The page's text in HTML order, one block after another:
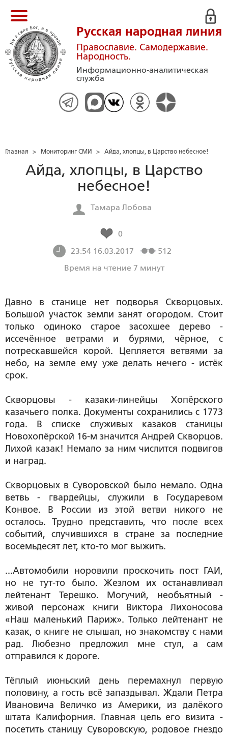
Русская народная линия
Православие. Самодержавие.
Народность.
Информационно-аналитическая
служба
Главная > Мониторинг СМИ > Айда, хлопцы, в Царство небесное!
Айда, хлопцы, в Царство
небесное!
Тамара Лобова
0
23:54 16.03.2017
512
Время на чтение 7 минут
Давно в станице нет подворья Скворцовых.
Большой участок земли занят огородом. Стоит
только одиноко старое засохшее дерево -
иссечённое ветрами и бурями, чёрное, с
потрескавшейся корой. Цепляется ветвями за
небо, на земле ему уже делать нечего - истёк
срок.
Скворцовы - казаки-линейцы Хопёрского
казачьего полка. Документы сохранились с 1773
года. В списке служивых казаков станицы
Новохопёрской 16-м значится Андрей Скворцов.
Лихой казак! Немало за ним числится подвигов
и наград.
Скворцовых в Суворовской было немало. Одна
ветвь - гвардейцы, служили в Государевом
Конвое. В России из этой ветви никого не
осталось. Трудно представить, что после всех
событий, случившихся в стране за последние
восемьдесят лет, кто-то мог выжить.
...Автомобили норовили проскочить пост ГАИ,
но не тут-то было. Жезлом их останавливал
лейтенант Терешко. Могучий, необъятный -
живой персонаж книги Виктора Лихоносова
«Наш маленький Париж». Только лейтенант не
казак, о книге не слышал, но знакомству с нами
рад. Любезно предложил мне стул, а сам
отправился к дороге.
Тёплый июньский день перемахнул первую
половину, а гость всё запаздывал. Ждали Петра
Ивановича Величко из Америки, из далёкого
штата Калифорния. Главная цель его визита -
посетить станицу Суворовскую, родовое гнездо